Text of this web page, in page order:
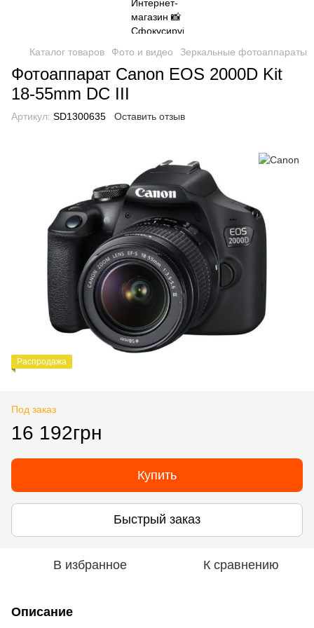
Каталог товаров Фото и видео Зеркальные фотоаппараты
Фотоаппарат Canon EOS 2000D Kit
18-55mm DC III
Артикул: SD1300635 Оставить отзыв
Распродажа
Под заказ
16 192грн
Купить
Быстрый заказ
В избранное К сравнению
Описание